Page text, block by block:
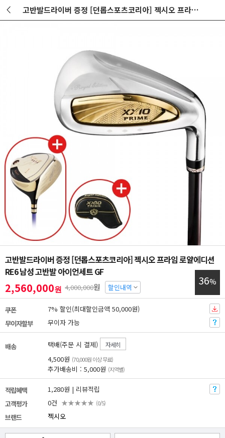
고반발드라이버 증정 [던롭스포츠코리아] 젝시오 프라임 로얄에디션 RE6 남성 고반발 아이언세트 GF
고반발드라이버 증정 [던롭스포츠코리아] 젝시오 프라임 로얄에디션
RE6 남성 고반발 아이언세트 GF
2,560,000원 4,000,000원 할인내역 36%
쿠폰
7% 할인(최대할인금액 50,000원)
무이자할부
무이자 가능
배송 택배(주문 시 결제) 자세히
4,500원 (70,000원 이상 무료)
추가배송비 : 5,000원 (지역별)
적립혜택
1,280원 | 리뷰적립
고객평가
0건 ★★★★★ (0/5)
브랜드 젝시오